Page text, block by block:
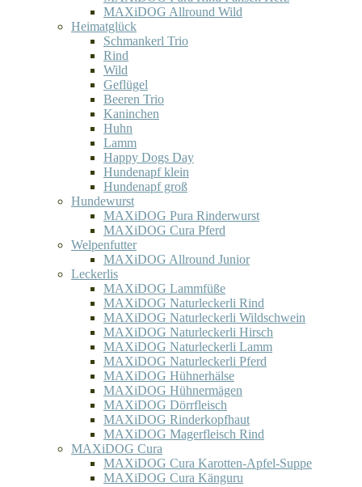
MAXiDOG Allround Wild
Heimatglück
Schmankerl Trio
Rind
Wild
Geflügel
Beeren Trio
Kaninchen
Huhn
Lamm
Happy Dogs Day
Hundenapf klein
Hundenapf groß
Hundewurst
MAXiDOG Pura Rinderwurst
MAXiDOG Cura Pferd
Welpenfutter
MAXiDOG Allround Junior
Leckerlis
MAXiDOG Lammfüße
MAXiDOG Naturleckerli Rind
MAXiDOG Naturleckerli Wildschwein
MAXiDOG Naturleckerli Hirsch
MAXiDOG Naturleckerli Lamm
MAXiDOG Naturleckerli Pferd
MAXiDOG Hühnerhälse
MAXiDOG Hühnermägen
MAXiDOG Dörrfleisch
MAXiDOG Rinderkopfhaut
MAXiDOG Magerfleisch Rind
MAXiDOG Cura
MAXiDOG Cura Karotten-Apfel-Suppe
MAXiDOG Cura Känguru